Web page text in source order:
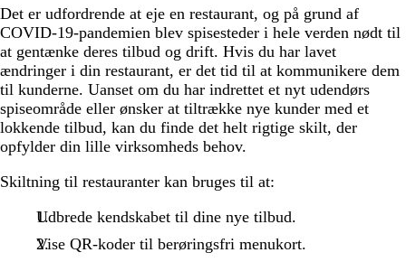
Det er udfordrende at eje en restaurant, og på grund af
COVID-19-pandemien blev spisesteder i hele verden nødt til
at gentænke deres tilbud og drift. Hvis du har lavet
ændringer i din restaurant, er det tid til at kommunikere dem
til kunderne. Uanset om du har indrettet et nyt udendørs
spiseområde eller ønsker at tiltrække nye kunder med et
lokkende tilbud, kan du finde det helt rigtige skilt, der
opfylder din lille virksomheds behov.
Skiltning til restauranter kan bruges til at:
Udbrede kendskabet til dine nye tilbud.
Vise QR-koder til berøringsfri menukort.